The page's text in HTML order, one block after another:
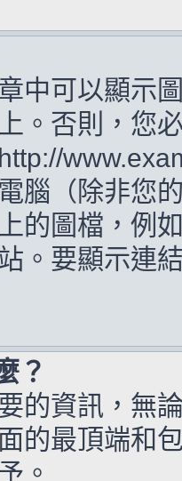
中可以顯示
。否則，您
腦（除非您
的圖檔，例
。要顯示連
？
的資訊，無
的最頂端和
。